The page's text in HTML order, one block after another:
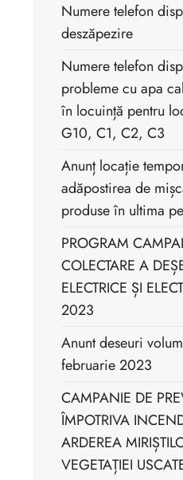
Numere telefon
deszăpezire
Numere telefon
probleme cu apa
în locuință pentru
G10, C1, C2, C3
Anunț locație
adăpostirea de
produse în ultima
PROGRAM
COLECTARE A
ELECTRICE ȘI
2023
Anunt deseuri
februarie 2023
CAMPANIE DE
ÎMPOTRIVA
ARDEREA
VEGETAȚIEI